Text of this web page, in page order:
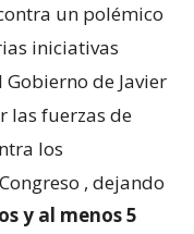
un polémico
iniciativas
de Javier
las fuerzas de
los
, dejando
y al menos 5